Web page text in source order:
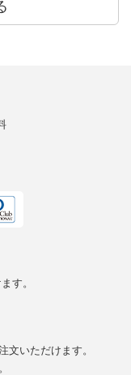
す。
文いただけます。